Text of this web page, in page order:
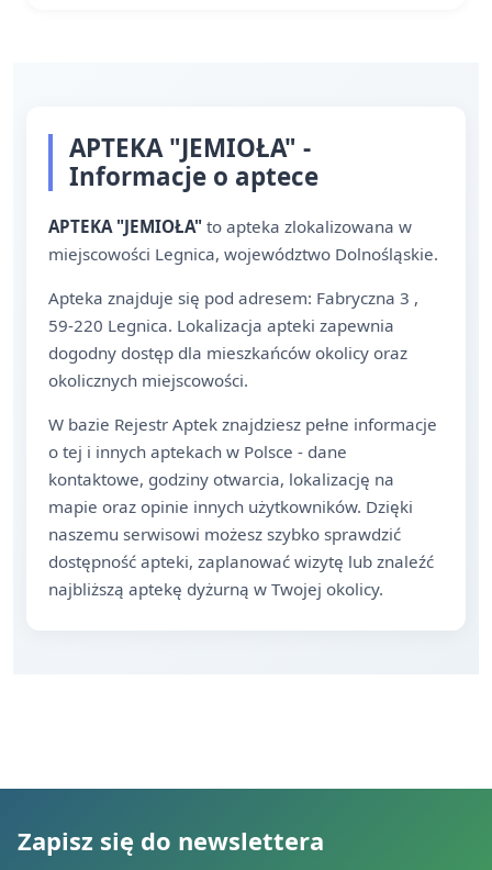
APTEKA "JEMIOŁA" -
Informacje o aptece
APTEKA "JEMIOŁA" to apteka zlokalizowana w
miejscowości Legnica, województwo Dolnośląskie.
Apteka znajduje się pod adresem: Fabryczna 3 ,
59-220 Legnica. Lokalizacja apteki zapewnia
dogodny dostęp dla mieszkańców okolicy oraz
okolicznych miejscowości.
W bazie Rejestr Aptek znajdziesz pełne informacje
o tej i innych aptekach w Polsce - dane
kontaktowe, godziny otwarcia, lokalizację na
mapie oraz opinie innych użytkowników. Dzięki
naszemu serwisowi możesz szybko sprawdzić
dostępność apteki, zaplanować wizytę lub znaleźć
najbliższą aptekę dyżurną w Twojej okolicy.
Zapisz się do newslettera